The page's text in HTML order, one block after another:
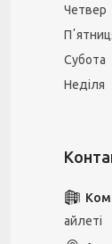
Четвер
Субота
Неділя
айлеті